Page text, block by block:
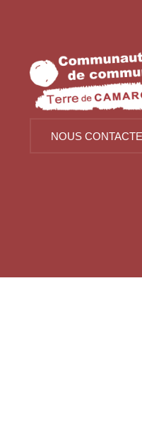
NOUS